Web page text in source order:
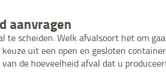
aanvragen
te scheiden. Welk afvalsoort het om
uit een open en gesloten
de hoeveelheid afval dat u